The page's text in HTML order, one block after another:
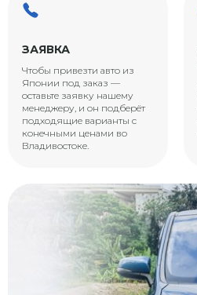
ЗАЯВКА
Чтобы привезти авто из
Японии под заказ —
оставьте заявку нашему
менеджеру, и он подберёт
подходящие варианты с
конечными ценами во
Владивостоке.